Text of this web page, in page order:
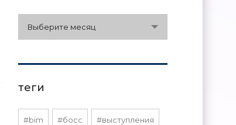
архив
Выберите месяц
теги
#bim #босс #выступления